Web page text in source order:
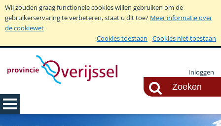
Wij zouden graag functionele cookies willen gebruiken om de
gebruikerservaring te verbeteren, staat u dit toe? Meer informatie over
de cookiewet
Cookies toestaan
Cookies niet toestaan
Inloggen